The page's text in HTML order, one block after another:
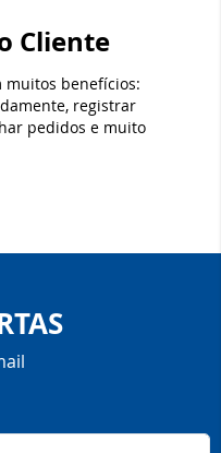
Cliente
muitos benefícios:
registrar
pedidos e muito